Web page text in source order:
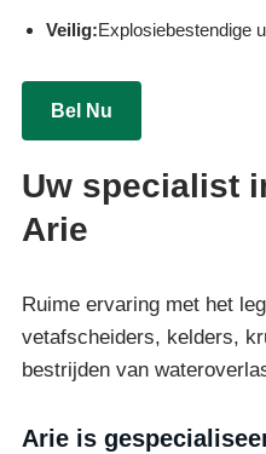
Veilig:Explosiebestendige
Bel Nu
Uw specialist
Arie
Ruime ervaring met het
vetafscheiders, kelders,
bestrijden van
Arie is